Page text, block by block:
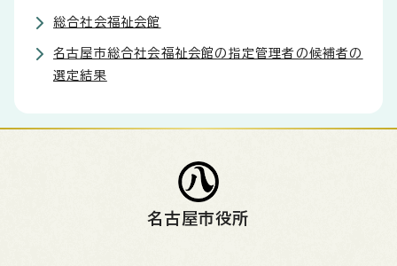
総合社会福祉会館
名古屋市総合社会福祉会館の指定管理者の候補者の
選定結果
名古屋市役所